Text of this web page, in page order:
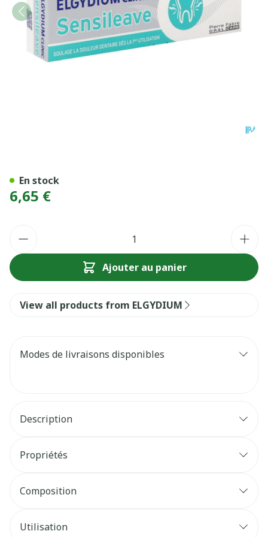
6,65 €
Ajouter au panier
En stock
View all products from ELGYDIUM
Modes de livraisons disponibles
Description
Propriétés
Composition
Utilisation